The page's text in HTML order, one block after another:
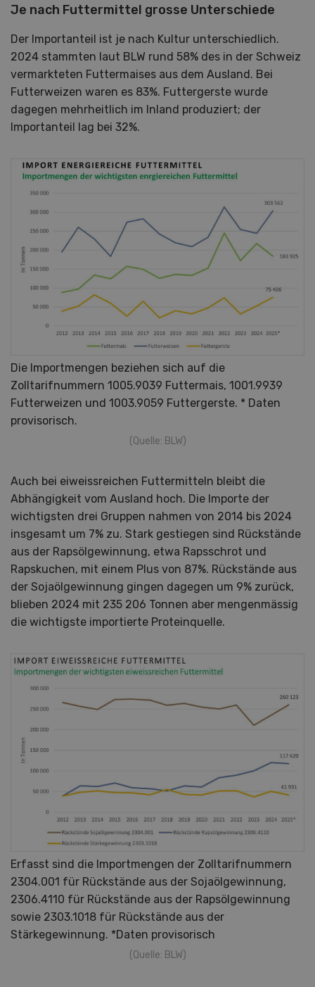
Je nach Futtermittel grosse Unterschiede
Der Importanteil ist je nach Kultur unterschiedlich.
2024 stammten laut BLW rund 58% des in der Schweiz
vermarkteten Futtermaises aus dem Ausland. Bei
Futterweizen waren es 83%. Futtergerste wurde
dagegen mehrheitlich im Inland produziert; der
Importanteil lag bei 32%.
Die Importmengen beziehen sich auf die
Zolltarifnummern 1005.9039 Futtermais, 1001.9939
Futterweizen und 1003.9059 Futtergerste. * Daten
provisorisch.
(Quelle: BLW)
Auch bei eiweissreichen Futtermitteln bleibt die
Abhängigkeit vom Ausland hoch. Die Importe der
wichtigsten drei Gruppen nahmen von 2014 bis 2024
insgesamt um 7% zu. Stark gestiegen sind Rückstände
aus der Rapsölgewinnung, etwa Rapsschrot und
Rapskuchen, mit einem Plus von 87%. Rückstände aus
der Sojaölgewinnung gingen dagegen um 9% zurück,
blieben 2024 mit 235 206 Tonnen aber mengenmässig
die wichtigste importierte Proteinquelle.
Erfasst sind die Importmengen der Zolltarifnummern
2304.001 für Rückstände aus der Sojaölgewinnung,
2306.4110 für Rückstände aus der Rapsölgewinnung
sowie 2303.1018 für Rückstände aus der
Stärkegewinnung. *Daten provisorisch
(Quelle: BLW)